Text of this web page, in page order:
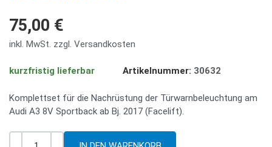
75,00 €
inkl. MwSt. zzgl. Versandkosten
kurzfristig lieferbar Artikelnummer: 30632
Komplettset für die Nachrüstung der Türwarnbeleuchtung am
Audi A3 8V Sportback ab Bj. 2017 (Facelift).